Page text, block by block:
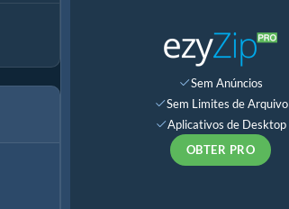
Sem Anúncios
Sem Limites de Arquivo
Aplicativos de Desktop
OBTER PRO